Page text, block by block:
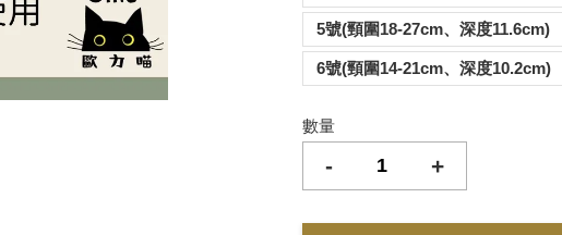
5號(頸圍18-27cm、深度11.6cm)
6號(頸圍14-21cm、深度10.2cm)
數量
- +